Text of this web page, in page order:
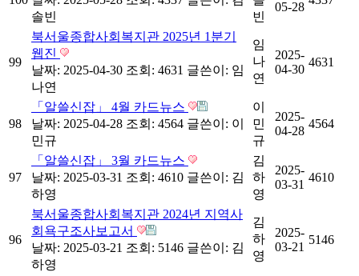
솔빈
빈
05-28
99
북서울종합사회복지관 2025년 1분기
웹진
날짜: 2025-04-30 조회: 4631 글쓴이: 임
나연
임
나
연
2025-
04-30
4631
98
「알쓸신잡」 4월 카드뉴스
날짜: 2025-04-28 조회: 4564 글쓴이: 이
민규
이
민
규
2025-
04-28
4564
97
「알쓸신잡」 3월 카드뉴스
날짜: 2025-03-31 조회: 4610 글쓴이: 김
하영
김
하
영
2025-
03-31
4610
96
북서울종합사회복지관 2024년 지역사
회욕구조사보고서
날짜: 2025-03-21 조회: 5146 글쓴이: 김
하영
김
하
영
2025-
03-21
5146